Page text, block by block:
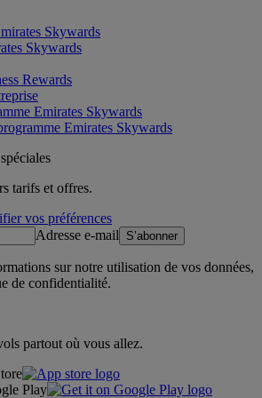
Skywards
Skywards
Rewards
Emirates Skywards
Emirates Skywards
tarifs et offres.
vos préférences
Adresse e-mail
S’abonner
sur notre utilisation de vos données,
de confidentialité.
partout où vous allez.
Play